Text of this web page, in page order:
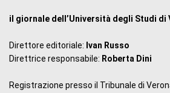
il giornale dell’Università degli Studi di
Direttore editoriale: Ivan Russo
Direttrice responsabile: Roberta Dini
Registrazione presso il Tribunale di